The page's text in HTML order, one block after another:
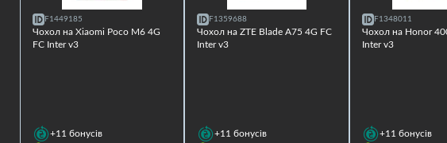
F1449185
Чохол на Xiaomi Poco M6 4G
FC Inter v3
+11 бонусів
F1359688
Чохол на ZTE Blade A75 4G FC
Inter v3
+11 бонусів
F1348011
Чохол на Honor
Inter v3
+11 бонусів